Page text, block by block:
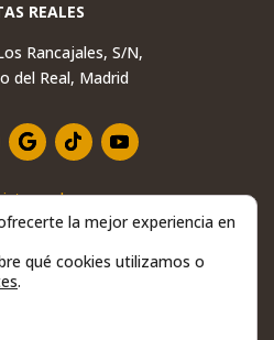
REALES
Rancajales, S/N,
del Real, Madrid
234 558la mejor experiencia en
qué cookies utilizamos o
.